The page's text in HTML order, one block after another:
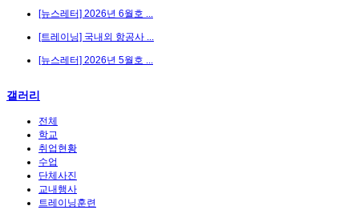
[뉴스레터] 2026년 6월호 ...
[트레이닝] 국내외 항공사 ...
[뉴스레터] 2026년 5월호 ...
갤러리
전체
학교
취업현황
수업
단체사진
교내행사
트레이닝훈련